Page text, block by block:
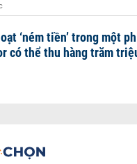
‘ném tiền’ trong một
có thể thu hàng trăm